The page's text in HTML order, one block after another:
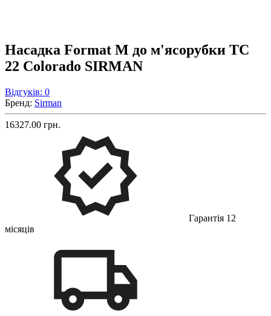
Насадка Format M до м'ясорубки TC
22 Colorado SIRMAN
Відгуків: 0
Бренд: Sirman
16327.00 грн.
Гарантія 12
місяців